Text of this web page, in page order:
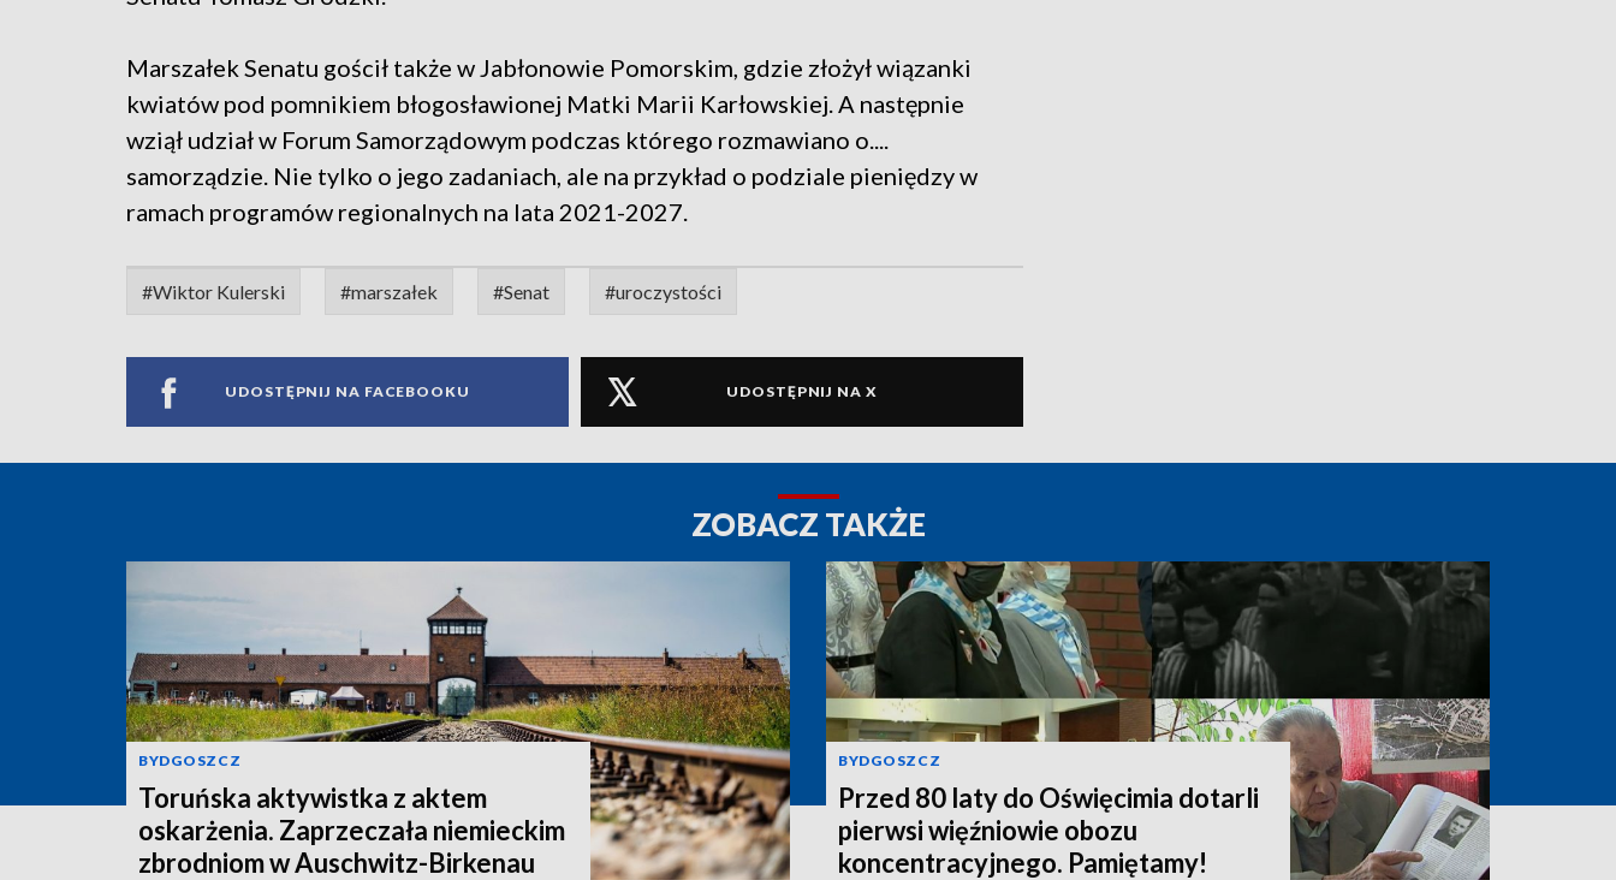
Marszałek Senatu gościł także w Jabłonowie Pomorskim, gdzie złożył wiązanki
kwiatów pod pomnikiem błogosławionej Matki Marii Karłowskiej. A następnie
wziął udział w Forum Samorządowym podczas którego rozmawiano o....
samorządzie. Nie tylko o jego zadaniach, ale na przykład o podziale pieniędzy w
ramach programów regionalnych na lata 2021-2027.
#Wiktor Kulerski #marszałek #Senat #uroczystości
UDOSTĘPNIJ NA FACEBOOKU UDOSTĘPNIJ NA X
ZOBACZ TAKŻE
BYDGOSZCZ
Toruńska aktywistka z aktem
oskarżenia. Zaprzeczała niemieckim
zbrodniom w Auschwitz-Birkenau
BYDGOSZCZ
Przed 80 laty do Oświęcimia dotarli
pierwsi więźniowie obozu
koncentracyjnego. Pamiętamy!